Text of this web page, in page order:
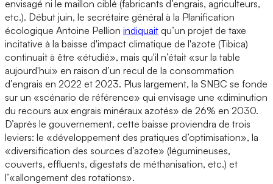
envisagé ni le maillon ciblé (fabricants d’engrais, agriculteurs,
etc.). Début juin, le secrétaire général à la Planification
écologique Antoine Pellion indiquait qu’un projet de taxe
incitative à la baisse d'impact climatique de l'azote (Tibica)
continuait à être «étudié», mais qu'il n’était «sur la table
aujourd'hui» en raison d’un recul de la consommation
d’engrais en 2022 et 2023. Plus largement, la SNBC se fonde
sur un «scénario de référence» qui envisage une «diminution
du recours aux engrais minéraux azotés» de 26% en 2030.
D’après le gouvernement, cette baisse proviendra de trois
leviers: le «développement des pratiques d’optimisation», la
«diversification des sources d’azote» (légumineuses,
couverts, effluents, digestats de méthanisation, etc.) et
l’«allongement des rotations».